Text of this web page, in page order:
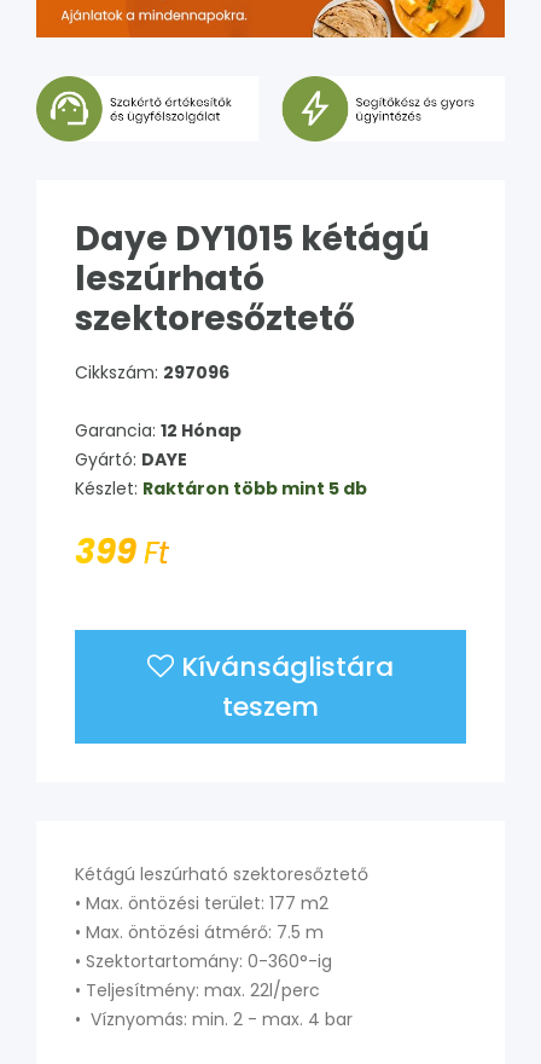
Daye DY1015 kétágú
leszúrható
szektoresőztető
Cikkszám: 297096
Garancia: 12 Hónap
Gyártó: DAYE
Készlet: Raktáron több mint 5 db
399Ft
Kívánságlistára
teszem
Kétágú leszúrható szektoresőztető
• Max. öntözési terület: 177 m2
• Max. öntözési átmérő: 7.5 m
• Szektortartomány: 0-360°-ig
• Teljesítmény: max. 22l/perc
• Víznyomás: min. 2 - max. 4 bar